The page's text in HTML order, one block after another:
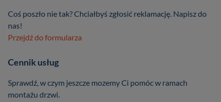
Coś poszło nie tak? Chciałbyś zgłosić reklamację. Napisz do
nas!
Przejdź do formularza
Cennik usług
Sprawdź, w czym jeszcze mozemy Ci pomóc w ramach
montażu drzwi.